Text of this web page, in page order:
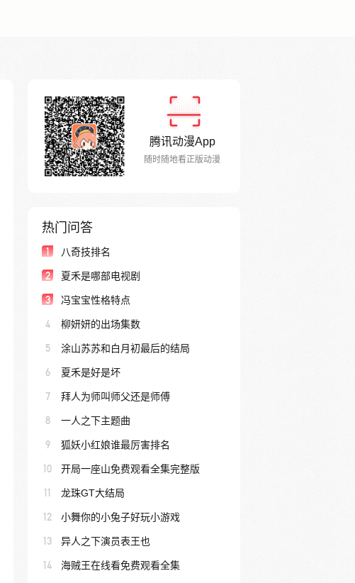
腾讯动漫App
随时随地看正版动漫
热门问答
1 八奇技排名
2 夏禾是哪部电视剧
3 冯宝宝性格特点
4 柳妍妍的出场集数
5 涂山苏苏和白月初最后的结局
6 夏禾是好是坏
7 拜人为师叫师父还是师傅
8 一人之下主题曲
9 狐妖小红娘谁最厉害排名
10 开局一座山免费观看全集完整版
11 龙珠GT大结局
12 小舞你的小兔子好玩小游戏
13 异人之下演员表王也
14 海贼王在线看免费观看全集